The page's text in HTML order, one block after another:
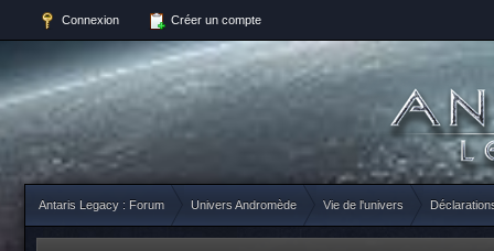
Connexion Créer un compte
Antaris Legacy : Forum Univers Andromède Vie de l'univers